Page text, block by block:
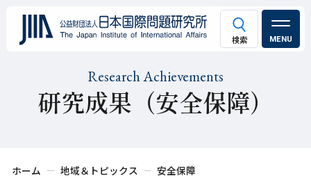
MENU
Research Achievements
研究成果（安全保障）
ホーム 地域＆トピックス
安全保障